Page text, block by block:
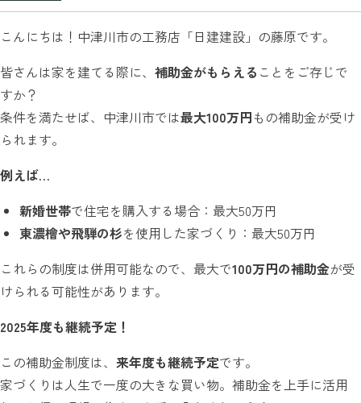
こんにちは！中津川市の工務店「日建建設」の藤原です。
皆さんは家を建てる際に、 補助金がもらえる ことをご存じで
すか？
条件を満たせば、中津川市では最大100万円もの補助金が受け
られます。
例えば…
新婚世帯で住宅を購入する場合：最大50万円
東濃檜や飛騨の杉を使用した家づくり：最大50万円
これらの制度は併用可能なので、最大で100万円の補助金が受
けられる可能性があります。
2025年度も継続予定！
この補助金制度は、 来年度も継続予定です。
家づくりは人生で一度の大きな買い物。補助金を上手に活用